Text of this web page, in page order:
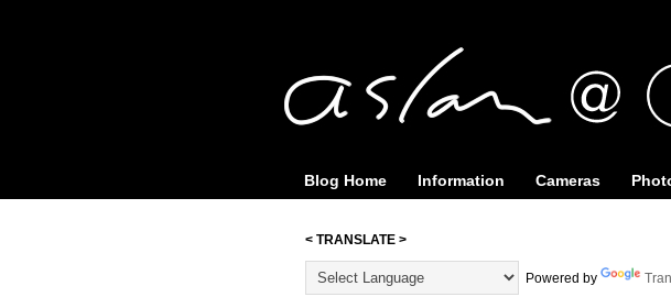
Blog Home Information Cameras
< TRANSLATE >
Powered by